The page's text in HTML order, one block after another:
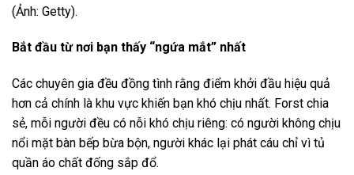
(Ảnh: Getty).
Bắt đầu từ nơi bạn thấy “ngứa mắt” nhất
Các chuyên gia đều đồng tình rằng điểm khởi đầu hiệu quả
hơn cả chính là khu vực khiến bạn khó chịu nhất. Forst chia
sẻ, mỗi người đều có nỗi khó chịu riêng: có người không chịu
nổi mặt bàn bếp bừa bộn, người khác lại phát cáu chỉ vì tủ
quần áo chất đống sắp đổ.